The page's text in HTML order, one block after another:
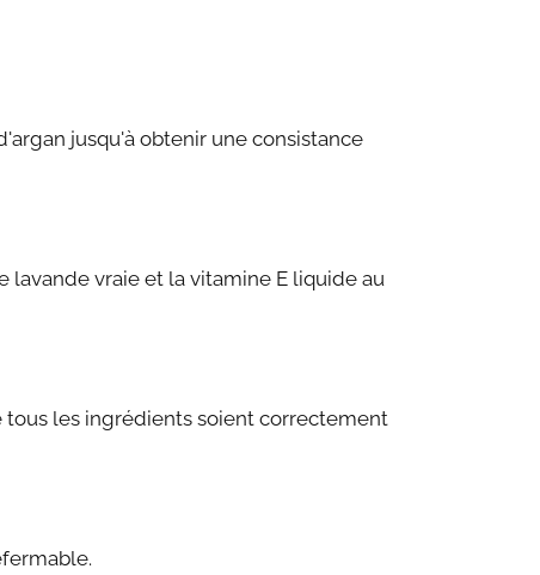
jusqu'à obtenir une consistance
vraie et la vitamine E liquide au
les ingrédients soient correctement